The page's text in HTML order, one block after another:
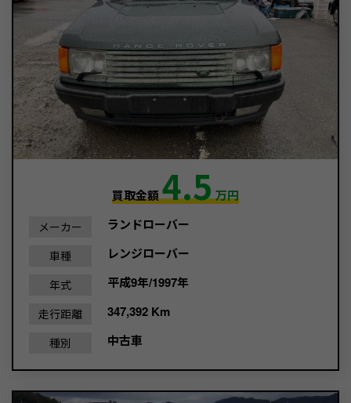
買取金額4.5万円
メーカー ランドローバー
車種 レンジローバー
年式 平成9年/1997年
走行距離 347,392 Km
種別 中古車